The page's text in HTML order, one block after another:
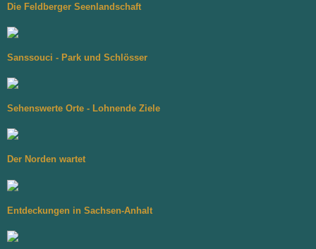
Die Feldberger Seenlandschaft
Sanssouci - Park und Schlösser
Sehenswerte Orte - Lohnende Ziele
Der Norden wartet
Entdeckungen in Sachsen-Anhalt